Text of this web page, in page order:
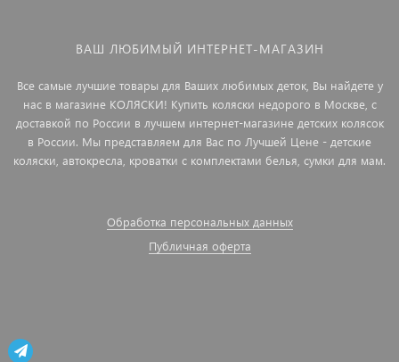
ВАШ ЛЮБИМЫЙ ИНТЕРНЕТ-МАГАЗИН
Все самые лучшие товары для Ваших любимых деток, Вы найдете у
нас в магазине КОЛЯСКИ! Купить коляски недорого в Москве, с
доставкой по России в лучшем интернет-магазине детских колясок
в России. Мы представляем для Вас по Лучшей Цене - детские
коляски, автокресла, кроватки с комплектами белья, сумки для мам.
Обработка персональных данных
Публичная оферта